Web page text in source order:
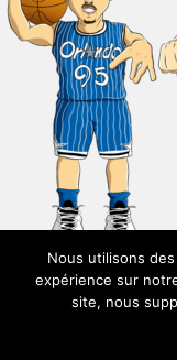
Nous utilisons
expérience sur
site, nous